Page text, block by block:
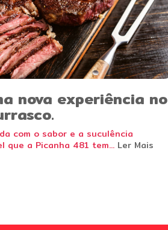
nova experiência no
com o sabor e a suculência
que a Picanha 481 tem... Ler Mais